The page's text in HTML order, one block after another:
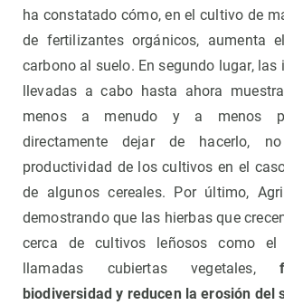
ha constatado cómo, en el cultivo de
de fertilizantes orgánicos, aumenta
carbono al suelo. En segundo lugar, las
llevadas a cabo hasta ahora
menos a menudo y a menos
directamente dejar de hacerlo,
productividad de los cultivos en el
de algunos cereales. Por último,
demostrando que las hierbas que
cerca de cultivos leñosos como el
llamadas cubiertas vegetales,
biodiversidad y reducen la erosión del